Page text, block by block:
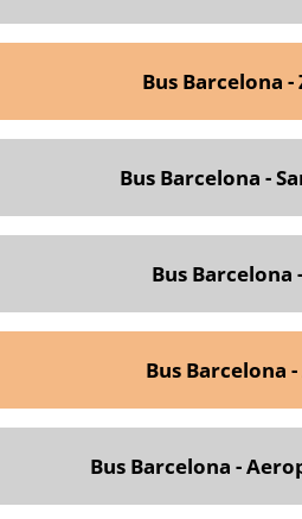
Bus Barcelona -
Bus Barcelona -
Bus Barcelona
Bus Barcelona
Bus Barcelona -